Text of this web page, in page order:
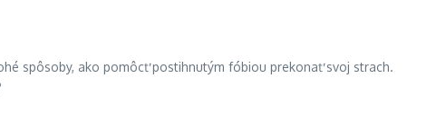
spôsoby, ako pomôcť postihnutým fóbiou prekonať svoj strach.